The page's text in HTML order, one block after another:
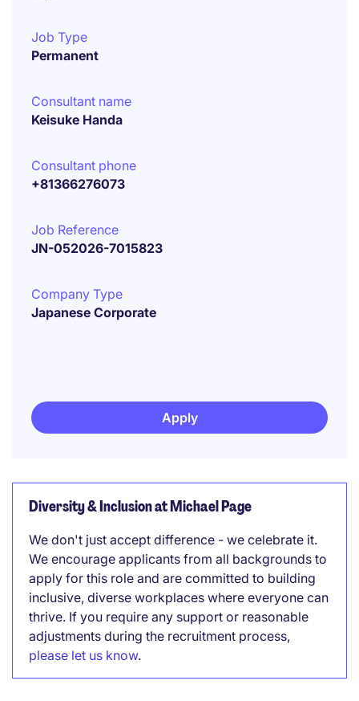
Job Type
Permanent
Consultant name
Keisuke Handa
Consultant phone
+81366276073
Job Reference
JN-052026-7015823
Company Type
Japanese Corporate
Apply
Diversity & Inclusion at Michael Page
We don't just accept difference - we celebrate it.
We encourage applicants from all backgrounds to
apply for this role and are committed to building
inclusive, diverse workplaces where everyone can
thrive. If you require any support or reasonable
adjustments during the recruitment process,
please let us know.